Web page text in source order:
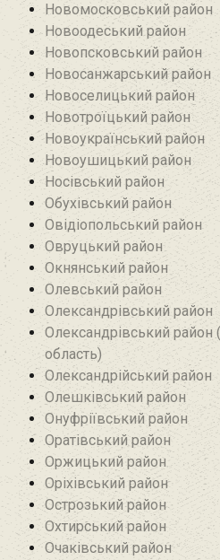
Новомосковський район
Новоодеський район‎
Новопсковський район‎
Новосанжарський район
Новоселицький район
Новотроїцький район
Новоукраїнський район
Новоушицький район
Носівський район
Обухівський район
Овідіопольський район‎
Овруцький район‎
Окнянський район
Олевський район‎
Олександрівський район
Олександрівський район
область)
Олександрійський район
Олешківський район
Онуфріївський район‎
Оратівський район
Оржицький район
Оріхівський район
Острозький район
Охтирський район
Очаківський район